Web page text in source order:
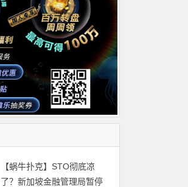
【蜗牛扑克】STO彻底凉
了？新加坡金融管理局暂停